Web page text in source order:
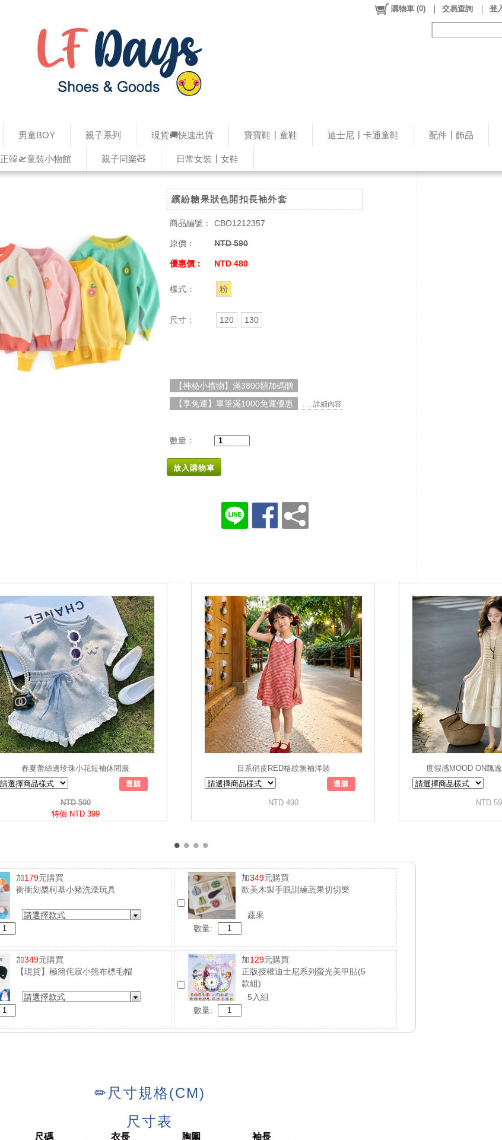
男童BOY 親子系列 現貨🚚快速出貨 寶寶鞋┃童鞋 迪士尼┃卡通童鞋 配件┃飾品
正韓🛫童裝小物館 親子同樂🧸 日常女裝┃女鞋
購物車 (0) 交易查詢 登
繽紛糖果狀色開扣長袖外套
商品編號： CBO1212357
原價： NTD 590
優惠價： NTD 480
樣式： 粉
尺寸： 120 130
【神秘小禮物】滿3800額加碼贈
【享免運】單筆滿1000免運優惠
. . . 詳細內容
數量：
放入購物車
加179元購買
衝衝划槳柯基小豬洗澡玩具
請選擇款式
加349元購買
歐美木製手眼訓練蔬果切切樂
蔬果
數量:
加349元購買
【現貨】極簡侘寂小熊布標毛帽
請選擇款式
加129元購買
正版授權迪士尼系列螢光美甲貼(5
款組)
5入組
數量: